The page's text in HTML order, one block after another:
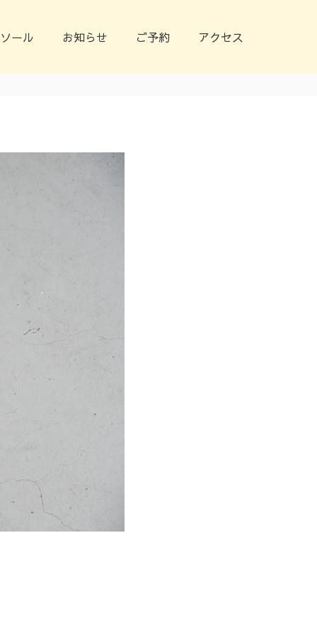
ール お知らせ ご予約 アクセス